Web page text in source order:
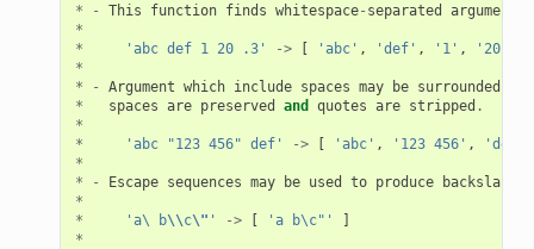
* - This function finds whitespace- separated arguments
*
*
'abc def 1 20 .3' -> [ 'abc' , 'def' , '1' , '20'
*
*
- Argument which include spaces may be surrounded
*
spaces are preserved and quotes are stripped .
*
*
'abc "123 456" def' -> [ 'abc' , '123 456' , 'def'
*
*
- Escape sequences may be used to produce backslash
*
*
'a\ b\\c\" ' -> [ 'a b\c"'
]
*